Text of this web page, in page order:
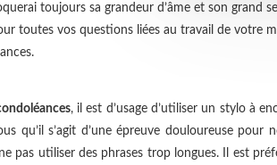
toujours sa grandeur d’âme et son grand
toutes vos questions liées au travail de votre
, il est d’usage d’utiliser un stylo à
qu’il s’agit d’une épreuve douloureuse
pas utiliser des phrases trop longues. Il est